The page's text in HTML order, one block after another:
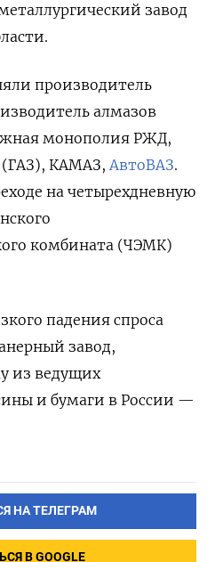
завод
производитель
алмазов
монополия РЖД,
(ГАЗ), КАМАЗ, АвтоВАЗ.
на четырехдневную
комбината (ЧЭМК)
падения спроса
завод,
из ведущих
и бумаги в России —
НА ТЕЛЕГРАМ
В GOOGLE